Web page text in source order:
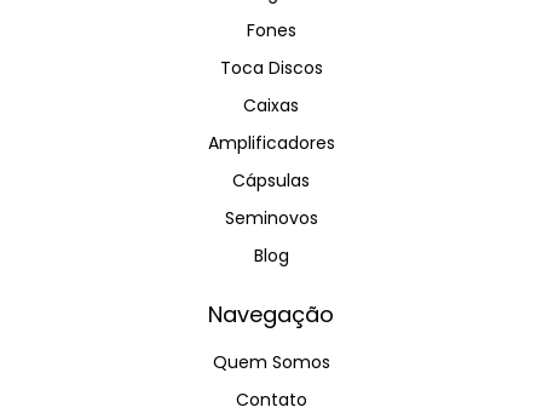
Fones
Toca Discos
Caixas
Amplificadores
Cápsulas
Seminovos
Blog
Navegação
Quem Somos
Contato